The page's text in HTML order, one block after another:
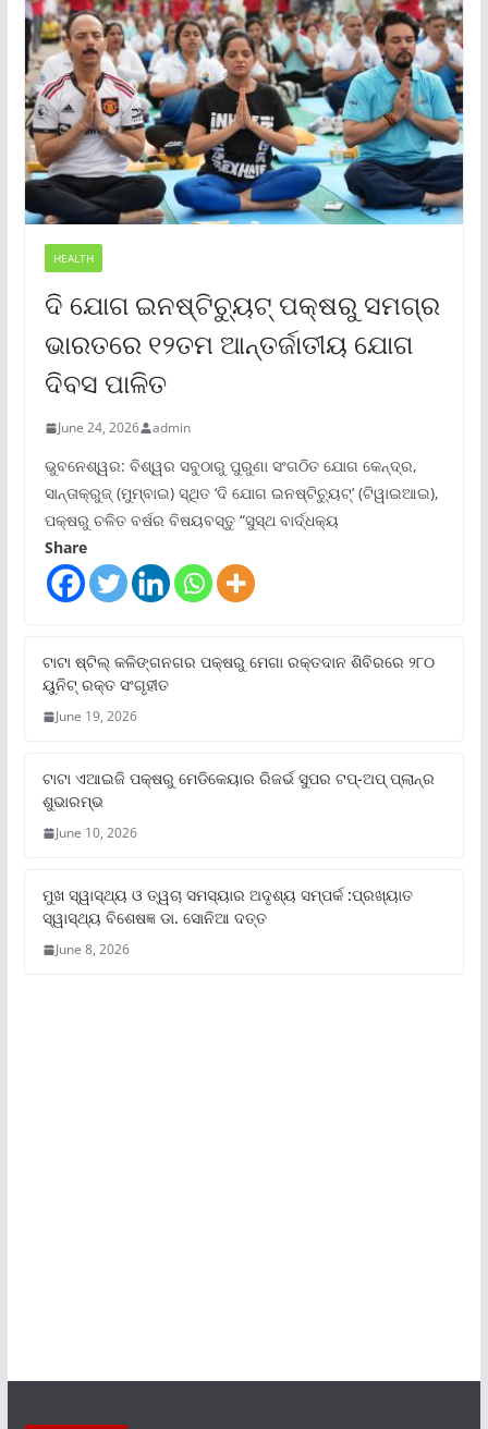
HEALTH
ଦି ଯୋଗ ଇନଷ୍ଟିଚ୍ୟୁଟ୍ ପକ୍ଷରୁ ସମଗ୍ର
ଭାରତରେ ୧୨ତମ ଆନ୍ତର୍ଜାତୀୟ ଯୋଗ
ଦିବସ ପାଳିତ
June 24, 2026 admin
ଭୁବନେଶ୍ୱର: ବିଶ୍ୱର ସବୁଠାରୁ ପୁରୁଣା ସଂଗଠିତ ଯୋଗ କେନ୍ଦ୍ର,
ସାନ୍ତାକ୍ରୁଜ୍ (ମୁମ୍ବାଇ) ସ୍ଥିତ ‘ଦି ଯୋଗ ଇନଷ୍ଟିଚ୍ୟୁଟ୍‌’ (ଟିୱାଇଆଇ),
ପକ୍ଷରୁ ଚଳିତ ବର୍ଷର ବିଷୟବସ୍ତୁ “ସୁସ୍ଥ ବାର୍ଦ୍ଧକ୍ୟ
Share
ଟାଟା ଷ୍ଟିଲ୍‌ କଳିଙ୍ଗନଗର ପକ୍ଷରୁ ମେଗା ରକ୍ତଦାନ ଶିବିରରେ ୨୮୦
ୟୁନିଟ୍‌ ରକ୍ତ ସଂଗୃହୀତ
June 19, 2026
ଟାଟା ଏଆଇଜି ପକ୍ଷରୁ ମେଡିକେୟାର ରିଜର୍ଭ ସୁପର ଟପ୍‌-ଅପ୍ ପ୍ଲାନ୍‌ର
ଶୁଭାରମ୍ଭ
June 10, 2026
ମୁଖ ସ୍ୱାସ୍ଥ୍ୟ ଓ ତ୍ୱଚା ସମସ୍ୟାର ଅଦୃଶ୍ୟ ସମ୍ପର୍କ :ପ୍ରଖ୍ୟାତ
ସ୍ୱାସ୍ଥ୍ୟ ବିଶେଷଜ୍ଞ ଡା. ସୋନିଆ ଦତ୍ତ
June 8, 2026